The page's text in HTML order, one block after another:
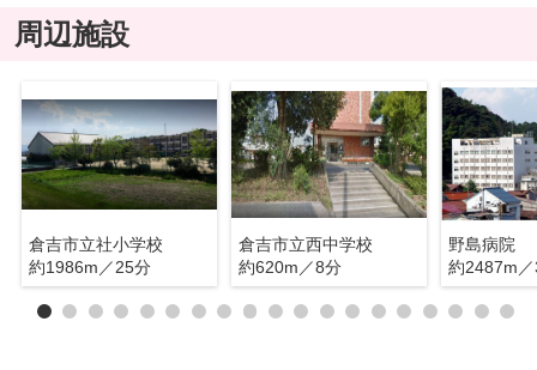
周辺施設
倉吉市立社小学校
約1986m／25分
倉吉市立西中学校
約620m／8分
野島病院
約2487m